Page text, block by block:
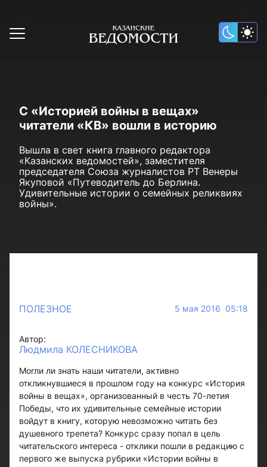
С «Историей войны в вещах»
читатели «КВ» вошли в историю
Вышла в свет книга главного редактора
«Казанских ведомостей», заместителя
председателя Союза журналистов РТ Венеры
Якуповой «Путеводитель до Берлина.
Удивительные истории о семейных реликвиях
войны».
ПОЛЕЗНОЕ 5 мая 2016 05:18
Автор:
Людмила КОЛЕСНИКОВА
Могли ли знать наши читатели, активно
откликнувшиеся в прошлом году на конкурс «История
войны в вещах», организованный в честь 70-летия
Победы, что их удивительные семейные истории
войдут в книгу, которую невозможно читать без
душевного трепета? Конкурс сразу попал в цель
читательского интереса - отклики пошли в редакцию с
первого же выпуска рубрики «Истории войны в